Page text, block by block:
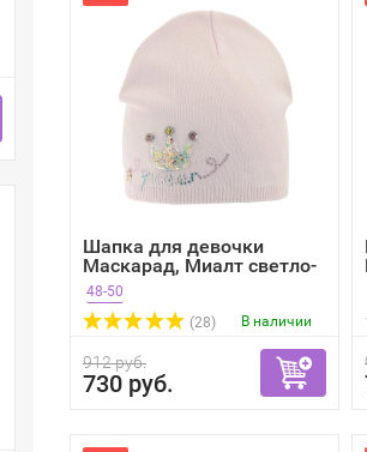
Шапка для девочки
Маскарад, Миалт светло-
ро...
48-50
(28)
В наличии
912 руб.
730 руб.